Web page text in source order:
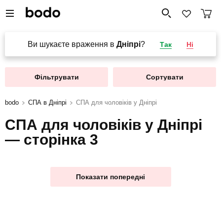
Ви шукаєте враження в Дніпрі? Так Ні
Фільтрувати Сортувати
bodo СПА в Дніпрі СПА для чоловіків у Дніпрі
СПА для чоловіків у Дніпрі
— сторінка 3
Показати попередні